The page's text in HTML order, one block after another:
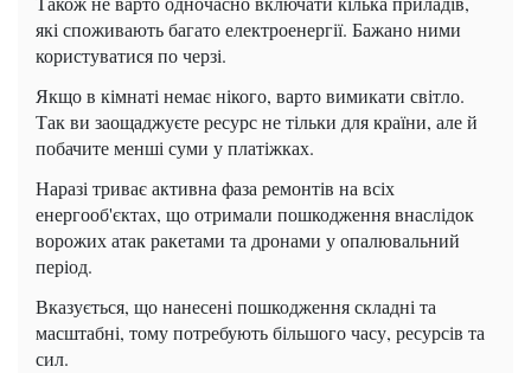
які споживають багато електроенергії. Бажано ними
користуватися по черзі.
Якщо в кімнаті немає нікого, варто вимикати світло.
Так ви заощаджуєте ресурс не тільки для країни, але й
побачите менші суми у платіжках.
Наразі триває активна фаза ремонтів на всіх
енергооб'єктах, що отримали пошкодження внаслідок
ворожих атак ракетами та дронами у опалювальний
період.
Вказується, що нанесені пошкодження складні та
масштабні, тому потребують більшого часу, ресурсів та
сил.